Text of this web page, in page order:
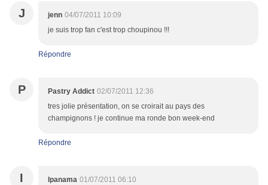
J jenn 04/07/2011 10:09
je suis trop fan c'est trop choupinou !!!
Répondre
P Pastry Addict 02/07/2011 12:36
tres jolie présentation, on se croirait au pays des
champignons ! je continue ma ronde bon week-end
Répondre
I Ipanama 01/07/2011 06:10